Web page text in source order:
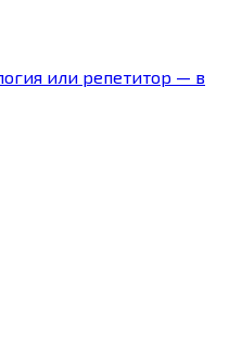
или репетитор — в